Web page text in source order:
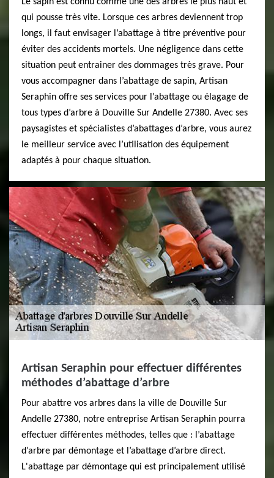
qui pousse très vite. Lorsque ces arbres deviennent trop
longs, il faut envisager l’abattage à titre préventive pour
éviter des accidents mortels. Une négligence dans cette
situation peut entrainer des dommages très grave. Pour
vous accompagner dans l’abattage de sapin, Artisan
Seraphin offre ses services pour l’abattage ou élagage de
tous types d’arbre à Douville Sur Andelle 27380. Avec ses
paysagistes et spécialistes d’abattages d’arbre, vous aurez
le meilleur service avec l’utilisation des équipement
adaptés à pour chaque situation.
Artisan Seraphin pour effectuer différentes
méthodes d’abattage d’arbre
Pour abattre vos arbres dans la ville de Douville Sur
Andelle 27380, notre entreprise Artisan Seraphin pourra
effectuer différentes méthodes, telles que : l’abattage
d’arbre par démontage et l’abattage d’arbre direct.
L'abattage par démontage qui est principalement utilisé